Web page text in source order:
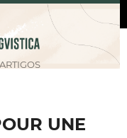
ARTIGOS
UNE